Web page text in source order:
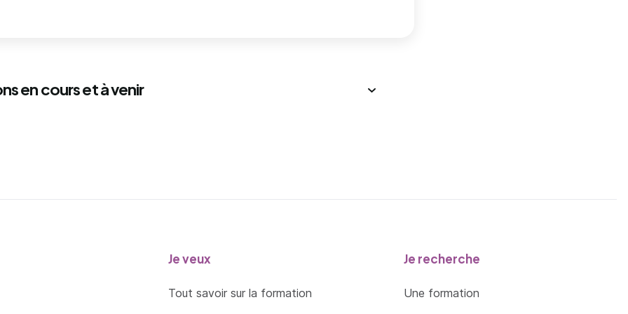
en cours et à venir
Je veux
Tout savoir sur la formation
Je recherche
Une formation